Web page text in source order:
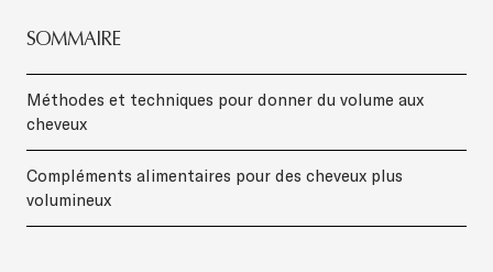
SOMMAIRE
Méthodes et techniques pour donner du volume aux
cheveux
Compléments alimentaires pour des cheveux plus
volumineux